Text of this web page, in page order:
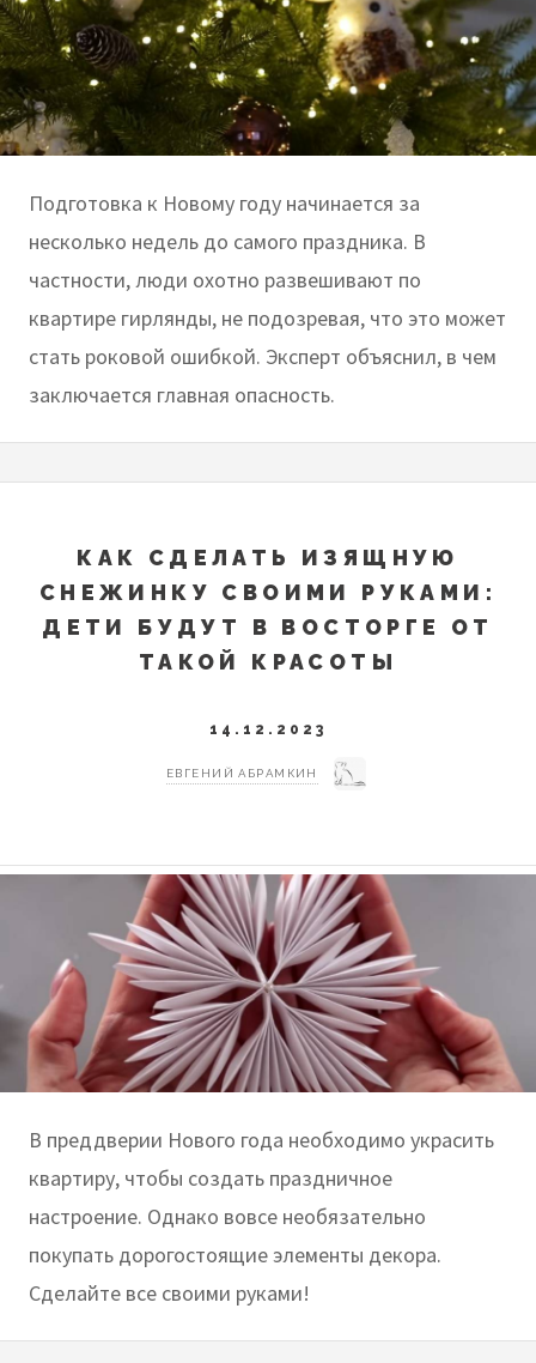
Подготовка к Новому году начинается за
несколько недель до самого праздника. В
частности, люди охотно развешивают по
квартире гирлянды, не подозревая, что это может
стать роковой ошибкой. Эксперт объяснил, в чем
заключается главная опасность.
КАК СДЕЛАТЬ ИЗЯЩНУЮ
СНЕЖИНКУ СВОИМИ РУКАМИ:
ДЕТИ БУДУТ В ВОСТОРГЕ ОТ
ТАКОЙ КРАСОТЫ
14.12.2023
ЕВГЕНИЙ АБРАМКИН
В преддверии Нового года необходимо украсить
квартиру, чтобы создать праздничное
настроение. Однако вовсе необязательно
покупать дорогостоящие элементы декора.
Сделайте все своими руками!